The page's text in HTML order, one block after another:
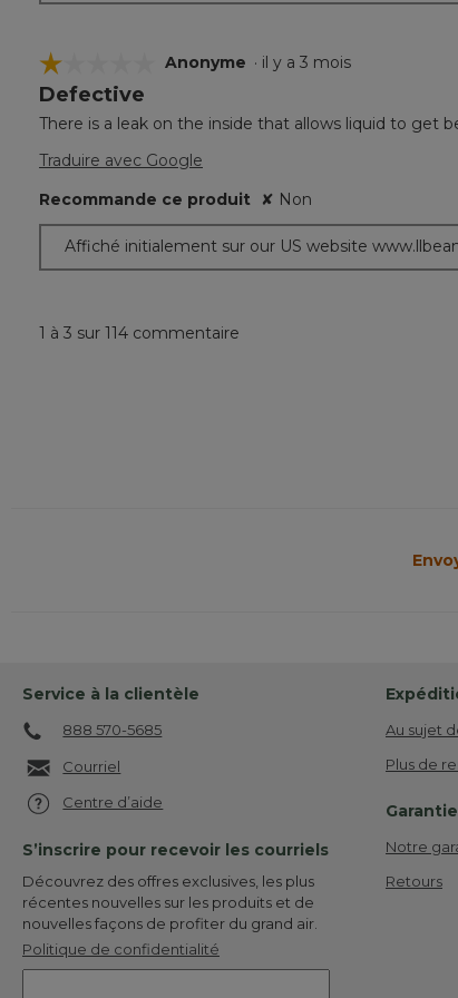
☆☆☆☆☆
☆☆☆☆☆
1
sur
5.
Anonyme · il y a 3 mois
Defective
There is a leak on the inside that allows liquid to get
Traduire avec Google
Recommande ce produit
✘ Non
Affiché initialement sur our US website
1 à 3 sur 114 commentaire
Service à la clientèle
888 570-5685
Courriel
Centre d’aide
S’inscrire pour recevoir les courriels
Découvrez des offres exclusives, les plus
récentes nouvelles sur les produits et de
nouvelles façons de profiter du grand air.
Politique de confidentialité
Au sujet
Plus de
Garantie
Notre
Retours